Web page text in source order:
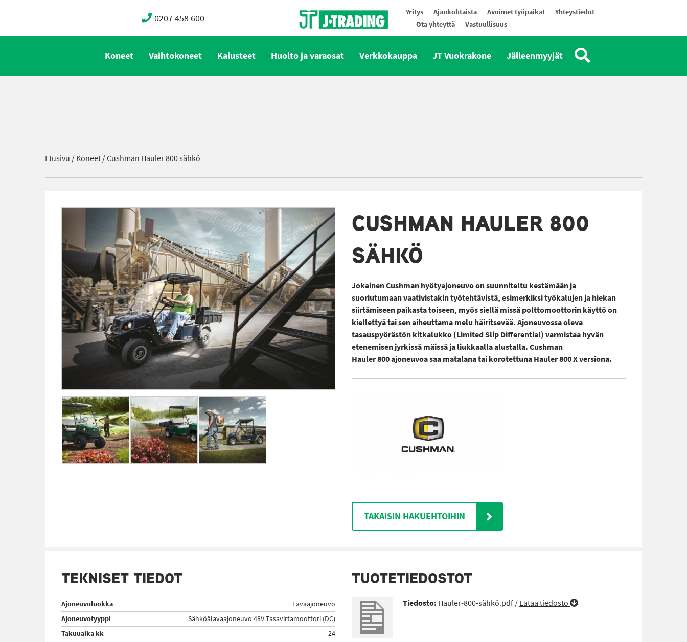
0207 458 600 Yritys Ajankohtaista Avoimet työpaikat
Yhteystiedot
Ota yhteyttä
Vastuullisuus
Koneet Vaihtokoneet Kalusteet Huolto ja varaosat Verkkokauppa JT Vuokrakone Jälleenmyyjät
Etusivu /Koneet/Cushman Hauler 800 sähkö
CUSHMAN HAULER 800
SÄHKÖ
Jokainen Cushman hyötyajoneuvo on suunniteltu kestämään ja
suoriutumaan vaativistakin työtehtävistä, esimerkiksi työkalujen ja hiekan
siirtämiseen paikasta toiseen, myös siellä missä polttomoottorin käyttö on
kiellettyä tai sen aiheuttama melu häiritsevää. Ajoneuvossa oleva
tasauspyörästön kitkalukko (Limited Slip Differential) varmistaa hyvän
etenemisen jyrkissä mäissä ja liukkaalla alustalla. Cushman
Hauler 800 ajoneuvoa saa matalana tai korotettuna Hauler 800 X versiona.
TAKAISIN HAKUEHTOIHIN
TEKNISET TIEDOT
Ajoneuvoluokka
Lavaajoneuvo
Ajoneuvotyyppi
Sähköälavaajoneuvo 48V Tasavirtamoottori (DC)
Takuuaika kk
24
TUOTETIEDOSTOT
Tiedosto: Hauler-800-sähkö.pdf /Lataa tiedosto